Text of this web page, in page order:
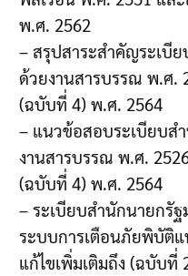
พ.ศ. 2562
– สรุปสาระสำคัญระเบี
ด้วยงานสารบรรณ พ.ศ.
(ฉบับที่ 4) พ.ศ. 2564
– แนวข้อสอบระเบียบส
งานสารบรรณ พ.ศ.
(ฉบับที่ 4) พ.ศ. 2564
– ระเบียบสำนักนายกรั
ระบบการเตือนภัยพิบัติ
แก้ไขเพิ่มเติมถึง (ฉบับที่